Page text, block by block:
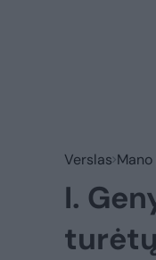
Verslas
I.